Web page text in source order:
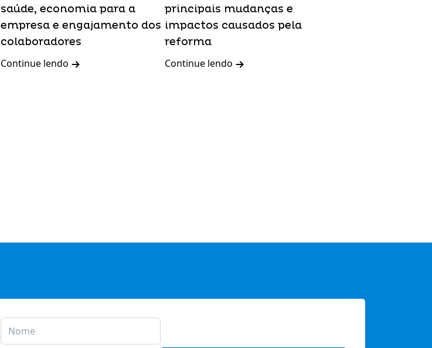
saúde, economia para a
empresa e engajamento dos
colaboradores
Continue lendo
principais mudanças e
impactos causados pela
reforma
Continue lendo